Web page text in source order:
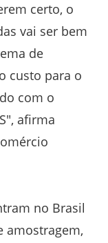
certo, o
vai ser bem
de
custo para o
com o
afirma
no Brasil
amostragem,